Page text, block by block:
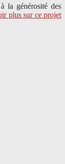
la générosité des
plus sur ce projet